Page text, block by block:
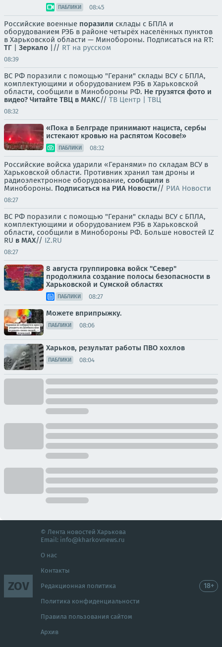
ПАБЛИКИ 08:45
Российские военные поразили склады с БПЛА и
оборудованием РЭБ в районе четырёх населённых пунктов
в Харьковской области — Минобороны. Подписаться на RT:
ТГ | Зеркало |// RT на русском
08:39
ВС РФ поразили с помощью "Герани" склады ВСУ с БПЛА,
комплектующими и оборудованием РЭБ в Харьковской
области, сообщили в Минобороны РФ. Не грузятся фото и
видео? Читайте ТВЦ в МАКС// ТВ Центр | ТВЦ
08:32
«Пока в Белграде принимают нациста, сербы
истекают кровью на распятом Косове!»
ПАБЛИКИ 08:32
Российские войска ударили «Геранями» по складам ВСУ в
Харьковской области. Противник хранил там дроны и
радиоэлектронное оборудование, сообщили в
Минобороны. Подписаться на РИА Новости// РИА Новости
08:27
ВС РФ поразили с помощью "Герани" склады ВСУ с БПЛА,
комплектующими и оборудованием РЭБ в Харьковской
области, сообщили в Минобороны РФ. Больше новостей IZ
RU в MAX// IZ.RU
08:27
8 августа группировка войск "Север"
продолжила создание полосы безопасности в
Харьковской и Сумской областях
ПАБЛИКИ 08:27
Можете вприпрыжку.
ПАБЛИКИ 08:06
Харьков, результат работы ПВО хохлов
ПАБЛИКИ 08:04
ZOV
© Лента новостей Харькова
Email: info@kharkovnews.ru
О нас
Контакты
Редакционная политика
Политика конфиденциальности
Правила пользования сайтом
Архив
18+